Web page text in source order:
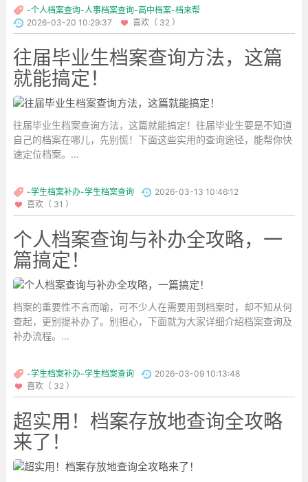
-个人档案查询-人事档案查询-高中档案-档来帮
2026-03-20 10:29:37
喜欢（ 32 ）
往届毕业生档案查询方法，这篇
就能搞定！
往届毕业生档案查询方法，这篇就能搞定！往届毕业生要是不知道
自己的档案在哪儿，先别慌！下面这些实用的查询途径，能帮你快
速定位档案。...
-学生档案补办-学生档案查询
2026-03-13 10:46:12
喜欢（ 31 ）
个人档案查询与补办全攻略，一
篇搞定！
档案的重要性不言而喻，可不少人在需要用到档案时，却不知从何
查起，更别提补办了。别担心，下面就为大家详细介绍档案查询及
补办流程。...
-学生档案补办-学生档案查询
2026-03-09 10:13:48
喜欢（ 32 ）
超实用！档案存放地查询全攻略
来了！